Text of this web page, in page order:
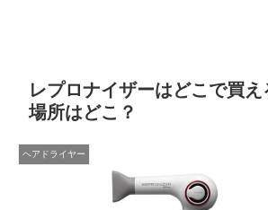
レプロナイザーはどこで買え
場所はどこ？
ヘアドライヤー